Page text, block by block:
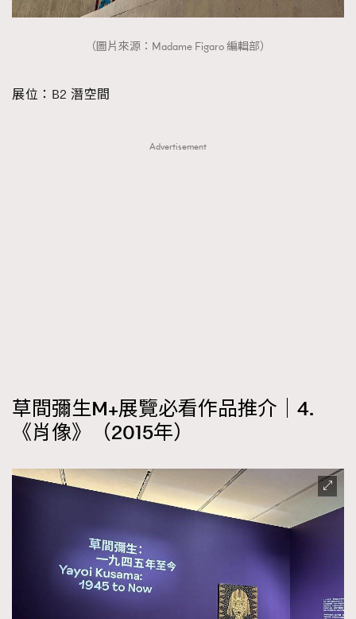
（圖片來源：Madame Figaro 編輯部）
展位：B2 潛空間
Advertisement
草間彌生M+展覽必看作品推介｜4.
《肖像》（2015年）